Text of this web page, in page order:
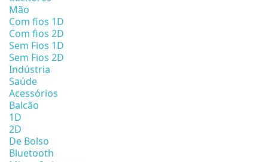
Mão
Com fios 1D
Com fios 2D
Sem Fios 1D
Sem Fios 2D
Indústria
Saúde
Acessórios
Balcão
1D
2D
De Bolso
Bluetooth